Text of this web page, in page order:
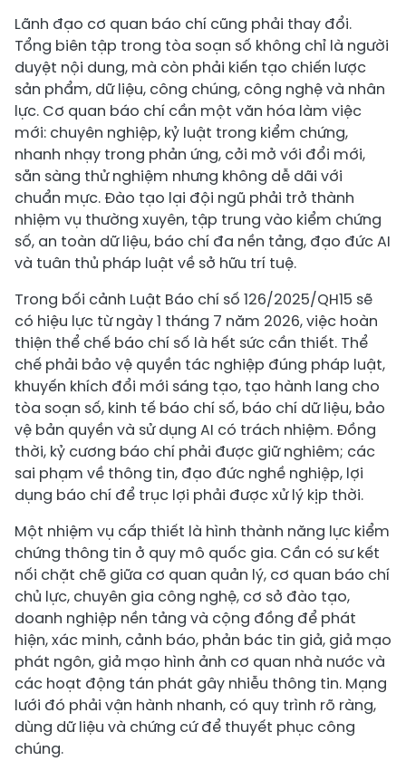
Lãnh đạo cơ quan báo chí cũng phải thay đổi.
Tổng biên tập trong tòa soạn số không chỉ là người
duyệt nội dung, mà còn phải kiến tạo chiến lược
sản phẩm, dữ liệu, công chúng, công nghệ và nhân
lực. Cơ quan báo chí cần một văn hóa làm việc
mới: chuyên nghiệp, kỷ luật trong kiểm chứng,
nhanh nhạy trong phản ứng, cởi mở với đổi mới,
sẵn sàng thử nghiệm nhưng không dễ dãi với
chuẩn mực. Đào tạo lại đội ngũ phải trở thành
nhiệm vụ thường xuyên, tập trung vào kiểm chứng
số, an toàn dữ liệu, báo chí đa nền tảng, đạo đức AI
và tuân thủ pháp luật về sở hữu trí tuệ.
Trong bối cảnh Luật Báo chí số 126/2025/QH15 sẽ
có hiệu lực từ ngày 1 tháng 7 năm 2026, việc hoàn
thiện thể chế báo chí số là hết sức cần thiết. Thể
chế phải bảo vệ quyền tác nghiệp đúng pháp luật,
khuyến khích đổi mới sáng tạo, tạo hành lang cho
tòa soạn số, kinh tế báo chí số, báo chí dữ liệu, bảo
vệ bản quyền và sử dụng AI có trách nhiệm. Đồng
thời, kỷ cương báo chí phải được giữ nghiêm; các
sai phạm về thông tin, đạo đức nghề nghiệp, lợi
dụng báo chí để trục lợi phải được xử lý kịp thời.
Một nhiệm vụ cấp thiết là hình thành năng lực kiểm
chứng thông tin ở quy mô quốc gia. Cần có sư kết
nối chặt chẽ giữa cơ quan quản lý, cơ quan báo chí
chủ lực, chuyên gia công nghệ, cơ sở đào tạo,
doanh nghiệp nền tảng và cộng đồng để phát
hiện, xác minh, cảnh báo, phản bác tin giả, giả mạo
phát ngôn, giả mạo hình ảnh cơ quan nhà nước và
các hoạt động tán phát gây nhiễu thông tin. Mạng
lưới đó phải vận hành nhanh, có quy trình rõ ràng,
dùng dữ liệu và chứng cứ để thuyết phục công
chúng.